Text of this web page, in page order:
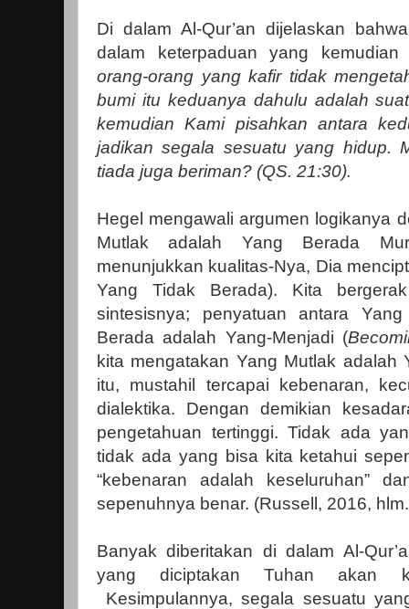
Di dalam Al-Qur’an dijelaskan
dalam keterpaduan yang
orang-orang yang kafir tidak
bumi itu keduanya dahulu adalah
kemudian Kami pisahkan antara
jadikan segala sesuatu yang hidup.
tiada juga beriman? (QS. 21:30).
Hegel mengawali argumen logikanya
Mutlak adalah Yang Berada
menunjukkan kualitas-Nya, Dia
Yang Tidak Berada). Kita
sintesisnya; penyatuan antara
Berada adalah Yang-Menjadi (
kita mengatakan Yang Mutlak adalah
itu, mustahil tercapai kebenaran,
dialektika. Dengan demikian
pengetahuan tertinggi. Tidak ada
tidak ada yang bisa kita ketahui
“kebenaran adalah keseluruhan”
sepenuhnya benar. (Russell, 2016,
Banyak diberitakan di dalam Al-
yang diciptakan Tuhan akan
Kesimpulannya, segala sesuatu